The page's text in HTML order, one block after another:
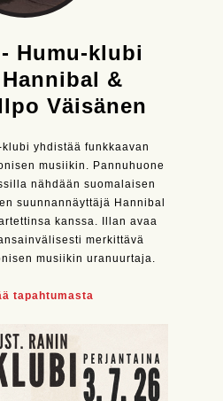
Humu-klubi
&
Väisänen
yhdistää funkkaavan
musiikin. Pannuhuone
nähdään suomalaisen
suunnannäyttäjä Hannibal
kanssa. Illan avaa
merkittävä
musiikin uranuurtaja.
tapahtumasta